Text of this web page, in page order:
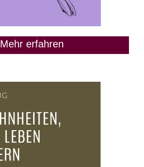
Mehr erfahren